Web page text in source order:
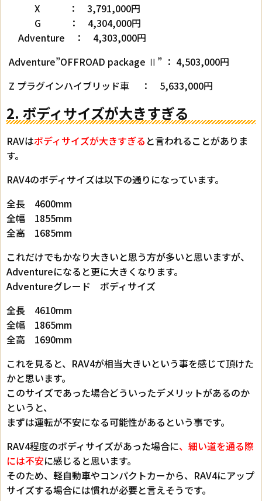
X ： 3,791,000円
G ： 4,304,000円
Adventure ： 4,303,000円
Adventure”OFFROAD package Ⅱ” ： 4,503,000円
Z プラグインハイブリッド車 ： 5,633,000円
2. ボディサイズが大きすぎる
RAVはボディサイズが大きすぎる と言われることがありま
す。
RAV4のボディサイズは以下の通りになっています。
全長 4600mm
全幅 1855mm
全高 1685mm
これだけでもかなり大きいと思う方が多いと思いますが、
Adventureになると更に大きくなります。
Adventureグレード ボディサイズ
全長 4610mm
全幅 1865mm
全高 1690mm
これを見ると、RAV4が相当大きいという事を感じて頂けた
かと思います。
このサイズであった場合どういったデメリットがあるのか
というと、
まずは運転が不安になる可能性があるという事です。
RAV4程度のボディサイズがあった場合に、細い道を通る際
には不安に感じると思います。
そのため、軽自動車やコンパクトカーから、RAV4にアップ
サイズする場合には慣れが必要と言えそうです。